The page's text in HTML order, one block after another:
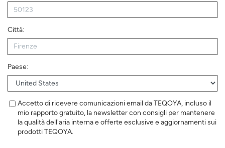
Città:
Paese:
Accetto di ricevere comunicazioni email da TEQOYA, incluso il
mio rapporto gratuito, la newsletter con consigli per mantenere
la qualità dell'aria interna e offerte esclusive e aggiornamenti sui
prodotti TEQOYA.